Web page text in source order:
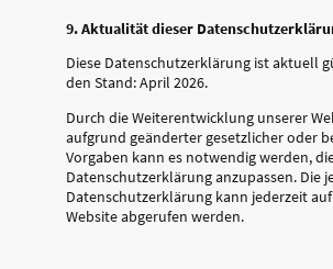
9. Aktualität dieser
Diese Datenschutzerklärung ist aktuell
den Stand: April 2026.
Durch die Weiterentwicklung unserer
aufgrund geänderter gesetzlicher oder
Vorgaben kann es notwendig werden,
Datenschutzerklärung anzupassen. Die
Datenschutzerklärung kann jederzeit
Website abgerufen werden.